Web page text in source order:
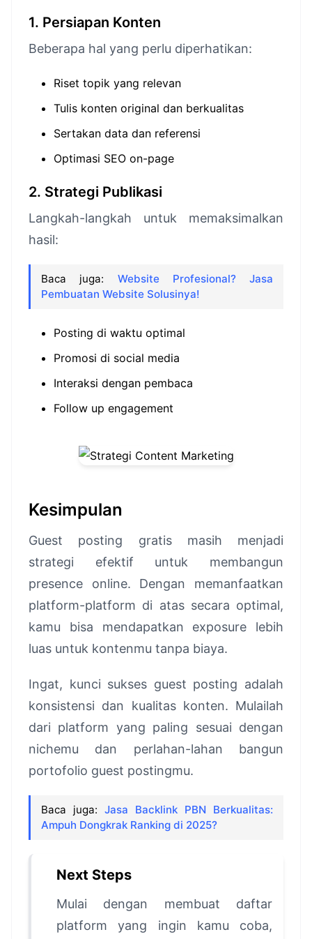
1. Persiapan Konten
Beberapa hal yang perlu diperhatikan:
Riset topik yang relevan
Tulis konten original dan berkualitas
Sertakan data dan referensi
Optimasi SEO on-page
2. Strategi Publikasi
Langkah-langkah untuk memaksimalkan
hasil:
Baca juga: Website Profesional? Jasa
Pembuatan Website Solusinya!
Posting di waktu optimal
Promosi di social media
Interaksi dengan pembaca
Follow up engagement
Kesimpulan
Guest posting gratis masih menjadi
strategi efektif untuk membangun
presence online. Dengan memanfaatkan
platform-platform di atas secara optimal,
kamu bisa mendapatkan exposure lebih
luas untuk kontenmu tanpa biaya.
Ingat, kunci sukses guest posting adalah
konsistensi dan kualitas konten. Mulailah
dari platform yang paling sesuai dengan
nichemu dan perlahan-lahan bangun
portofolio guest postingmu.
Baca juga: Jasa Backlink PBN Berkualitas:
Ampuh Dongkrak Ranking di 2025?
Next Steps
Mulai dengan membuat daftar
platform yang ingin kamu coba,